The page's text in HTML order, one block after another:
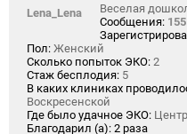
Lena_Lena
Веселая
Сообщения: 155
Пол: Женский
Сколько попыток ЭКО: 2
Стаж бесплодия: 5
В каких клиниках
Воскресенской
Где было удачное ЭКО:
Благодарил (а): 2 раза